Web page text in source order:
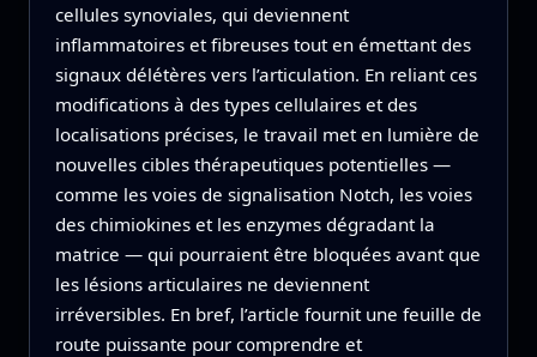
cellules synoviales, qui deviennent
inflammatoires et fibreuses tout en émettant des
signaux délétères vers l’articulation. En reliant ces
modifications à des types cellulaires et des
localisations précises, le travail met en lumière de
nouvelles cibles thérapeutiques potentielles —
comme les voies de signalisation Notch, les voies
des chimiokines et les enzymes dégradant la
matrice — qui pourraient être bloquées avant que
les lésions articulaires ne deviennent
irréversibles. En bref, l’article fournit une feuille de
route puissante pour comprendre et